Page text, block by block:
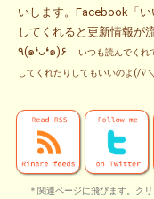
いします。Facebook「
してくれると更新情報が
٩(๑❛ᴗ❛๑)۶
いつも読んでくれ
してくれたりしてもいいのよ(/∇
＊関連ページに飛びます。ク